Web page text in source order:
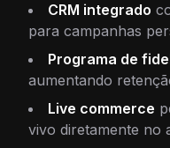
CRM integrado
para campanhas
Programa de
aumentando
Live commerce
vivo diretamente no